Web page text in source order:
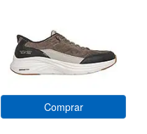
Comprar